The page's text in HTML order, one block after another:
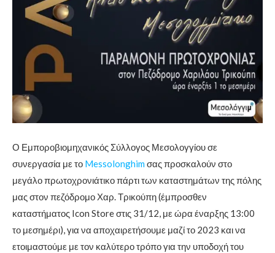
Ο Εμποροβιομηχανικός Σύλλογος Μεσολογγίου σε
συνεργασία με το Messolonghimσας προσκαλούν στο
μεγάλο πρωτοχρονιάτικο πάρτι των καταστημάτων της πόλης
μας στον πεζόδρομο Χαρ. Τρικούπη (έμπροσθεν
καταστήματος Icon Store στις 31/12, με ώρα έναρξης 13:00
το μεσημέρι), για να αποχαιρετήσουμε μαζί το 2023 και να
ετοιμαστούμε με τον καλύτερο τρόπο για την υποδοχή του